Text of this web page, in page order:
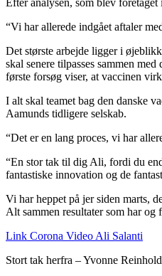
Efter analysen, som blev
“Vi har allerede indgået aftaler
Det største arbejde ligger i
skal senere tilpasses sammen
første forsøg viser, at vaccinen
I alt skal teamet bag den danske
Aamunds tidligere selskab.
“Det er en lang proces, vi har
“En stor tak til dig Ali, fordi du
fantastiske innovation og de
Vi har heppet på jer siden marts,
Alt sammen resultater som har
Link Corona Video Ali Salanti
Stort tak herfra – Yvonne